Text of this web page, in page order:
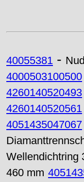
40055381 -
4000503100500
4260140520493
4260140520561
4051435047067
Wellendichtring
460 mm